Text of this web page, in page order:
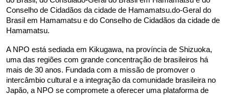
Conselho de Cidadãos da cidade de Hamamatsu.do-Geral do
Brasil em Hamamatsu e do Conselho de Cidadãos da cidade de
Hamamatsu.
A NPO está sediada em Kikugawa, na província de Shizuoka,
uma das regiões com grande concentração de brasileiros há
mais de 30 anos. Fundada com a missão de promover o
intercâmbio cultural e a integração da comunidade brasileira no
Japão, a NPO se compromete a oferecer uma plataforma de